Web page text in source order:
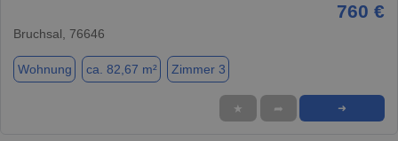
760 €
Bruchsal, 76646
Wohnung ca. 82,67 m² Zimmer 3
★ ➦ ➜